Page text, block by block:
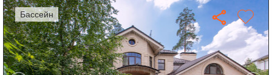
бассейн